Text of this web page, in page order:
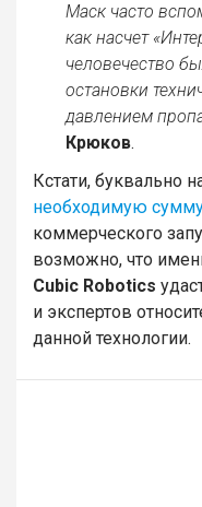
Маск часто
как насчет
человечество
остановки
давлением
Крюков.
Кстати, буквально
необходимую
коммерческого
возможно, что
Cubic Robotics
и экспертов
данной технологии.